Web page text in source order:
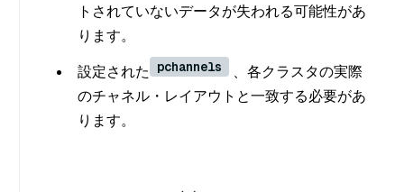
トされていないデータが失われる可能性があ
ります。
設定された
pchannels
、各クラスタの実際
のチャネル・レイアウトと一致する必要があ
ります。